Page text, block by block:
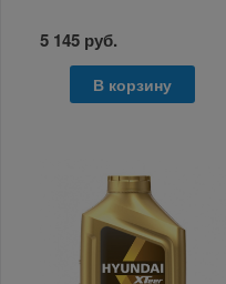
5 145 руб.
В корзину